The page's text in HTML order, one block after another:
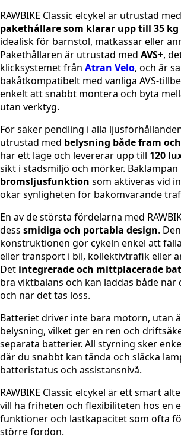
RAWBIKE Classic elcykel är utrustad
pakethållare som klarar upp till 35
idealisk för barnstol, matkassar eller
Pakethållaren är utrustad med AVS+,
klicksystemet från Atran Velo, och är
bakåtkompatibelt med vanliga AVS-
enkelt att snabbt montera och byta
utan verktyg.
För säker pendling i alla
utrustad med belysning både fram
har ett läge och levererar upp till 120
sikt i stadsmiljö och mörker. Baklampan
bromsljusfunktion som aktiveras vid
ökar synligheten för bakomvarande
En av de största fördelarna med
dess smidiga och portabla design.
konstruktionen gör cykeln enkel att
eller transport i bil, kollektivtrafik eller
Det integrerade och mittplacerade
bra viktbalans och kan laddas både
och när det tas loss.
Batteriet driver inte bara motorn, utan
belysning, vilket ger en ren och
separata batterier. All styrning sker
där du snabbt kan tända och släcka
batteristatus och assistansnivå.
RAWBIKE Classic elcykel är ett smart
vill ha friheten och flexibiliteten hos en
funktioner och lastkapacitet som ofta
större fordon.